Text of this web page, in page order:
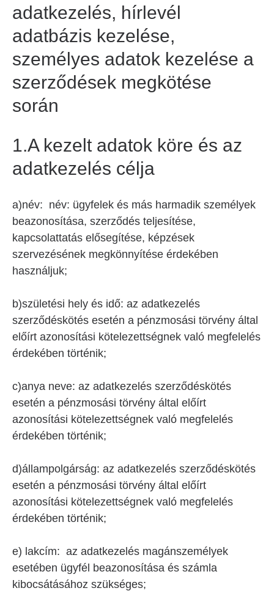
adatkezelés, hírlevél
adatbázis kezelése,
személyes adatok kezelése a
szerződések megkötése
során
1.A kezelt adatok köre és az
adatkezelés célja
a)név: név: ügyfelek és más harmadik személyek
beazonosítása, szerződés teljesítése,
kapcsolattatás elősegítése, képzések
szervezésének megkönnyítése érdekében
használjuk;
b)születési hely és idő: az adatkezelés
szerződéskötés esetén a pénzmosási törvény által
előírt azonosítási kötelezettségnek való megfelelés
érdekében történik;
c)anya neve: az adatkezelés szerződéskötés
esetén a pénzmosási törvény által előírt
azonosítási kötelezettségnek való megfelelés
érdekében történik;
d)állampolgárság: az adatkezelés szerződéskötés
esetén a pénzmosási törvény által előírt
azonosítási kötelezettségnek való megfelelés
érdekében történik;
e) lakcím: az adatkezelés magánszemélyek
esetében ügyfél beazonosítása és számla
kibocsátásához szükséges;